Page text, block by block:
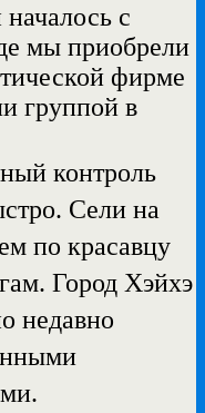
с
мы приобрели
фирме
группой в
контроль
Сели на
по красавцу
Город Хэйхэ
недавно